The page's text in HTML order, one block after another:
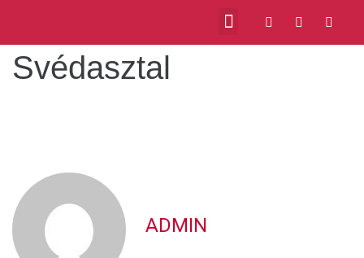
Svédasztal
ADMIN